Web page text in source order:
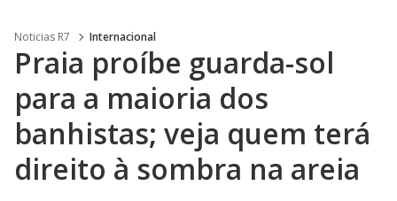
Noticias R7 Internacional
Praia proíbe guarda-sol
para a maioria dos
banhistas; veja quem terá
direito à sombra na areia